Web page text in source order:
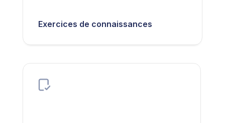
Exercices de connaissances